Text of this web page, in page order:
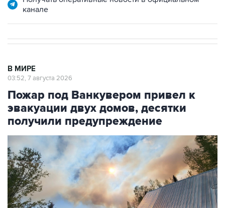
Пожар под Ванкувером привел к
эвакуации двух домов, десятки
получили предупреждение